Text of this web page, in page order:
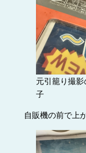
元引籠り撮
子
自販機の前で上